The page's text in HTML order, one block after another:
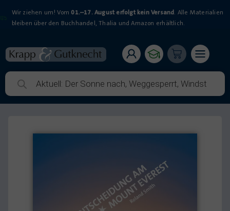
Wir ziehen um! Vom 01.–17. August erfolgt kein Versand. Alle Materialien
bleiben über den Buchhandel, Thalia und Amazon erhältlich.